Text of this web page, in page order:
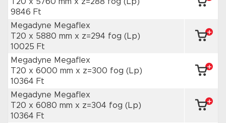
9846 Ft
Megadyne Megaflex
T20 x 5880 mm x z=294 fog (Lp)
10025 Ft
Megadyne Megaflex
T20 x 6000 mm x z=300 fog (Lp)
10364 Ft
Megadyne Megaflex
T20 x 6080 mm x z=304 fog (Lp)
10364 Ft